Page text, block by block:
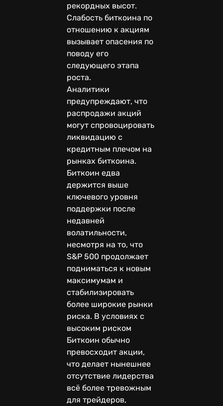
рекордных высот.
Слабость биткоина по
отношению к акциям
вызывает опасения по
поводу его
следующего этапа
роста.
Аналитики
предупреждают, что
распродажи акций
могут спровоцировать
ликвидацию с
кредитным плечом на
рынках биткоина.
Биткоин едва
держится выше
ключевого уровня
поддержки после
недавней
волатильности,
несмотря на то, что
S&P 500 продолжает
подниматься к новым
максимумам и
стабилизировать
более широкие рынки
риска. В условиях с
высоким риском
Биткоин обычно
превосходит акции,
что делает нынешнее
отсутствие лидерства
всё более тревожным
для трейдеров,